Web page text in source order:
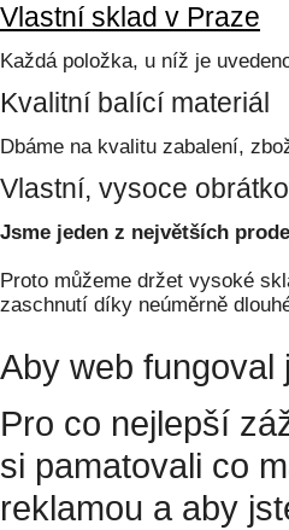
Vlastní sklad v Praze
Každá položka, u níž je
Kvalitní balící materiál
Dbáme na kvalitu zabalení,
Vlastní, vysoce
Jsme jeden z největších
Proto můžeme držet vysoké
zaschnutí díky neúměrně
Aby web
Pro co nejlepší
si pamatovali co
reklamou a aby